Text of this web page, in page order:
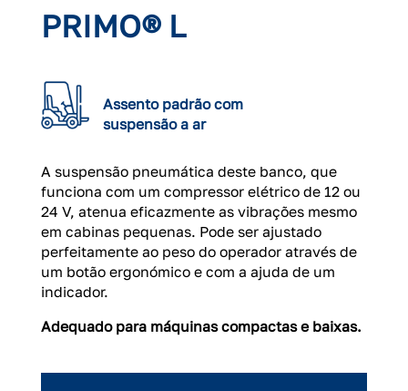
PRIMO® L
Assento padrão com
suspensão a ar
A suspensão pneumática deste banco, que
funciona com um compressor elétrico de 12 ou
24 V, atenua eficazmente as vibrações mesmo
em cabinas pequenas. Pode ser ajustado
perfeitamente ao peso do operador através de
um botão ergonómico e com a ajuda de um
indicador.
Adequado para máquinas compactas e baixas.